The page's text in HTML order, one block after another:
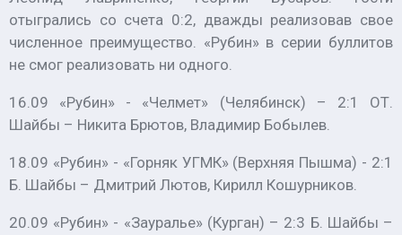
отыгрались со счета 0:2, дважды реализовав свое
численное преимущество. «Рубин» в серии буллитов
не смог реализовать ни одного.
16.09 «Рубин» - «Челмет» (Челябинск) – 2:1 ОТ.
Шайбы – Никита Брютов, Владимир Бобылев.
18.09 «Рубин» - «Горняк УГМК» (Верхняя Пышма) - 2:1
Б. Шайбы – Дмитрий Лютов, Кирилл Кошурников.
20.09 «Рубин» - «Зауралье» (Курган) – 2:3 Б. Шайбы –